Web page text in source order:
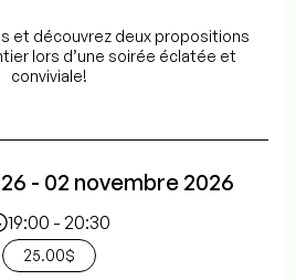
et découvrez deux propositions
lors d’une soirée éclatée et
conviviale!
- 02 novembre 2026
19:00 - 20:30
25.00$